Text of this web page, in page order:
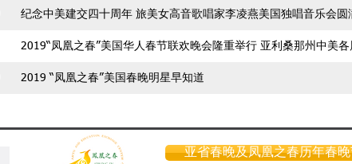
纪念中美建交四十周年 旅美女高音歌唱家李凌燕美国独唱音乐会圆
2019“凤凰之春”美国华人春节联欢晚会隆重举行 亚利桑那州中美
2019 “凤凰之春”美国春晚明星早知道
中美建交四十周年、中国改革开放四十周年庆典 暨2019“凤凰之春”
欢晚会将于1月26日举行
亚省春晚及凤凰之春历年春